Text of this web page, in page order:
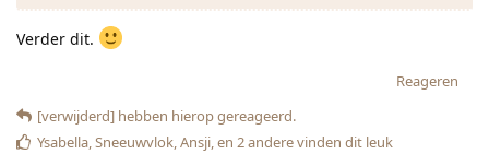
Verder dit.
Reageren
[verwijderd] hebben hierop gereageerd.
Ysabella,Sneeuwvlok,Ansji, en 2anderevinden dit leuk